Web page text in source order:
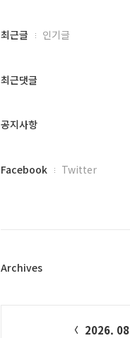
최
과
글
최근글 인기글
최근댓글
공지사항
페
플
Facebook Twitter
Archives
2026. 08